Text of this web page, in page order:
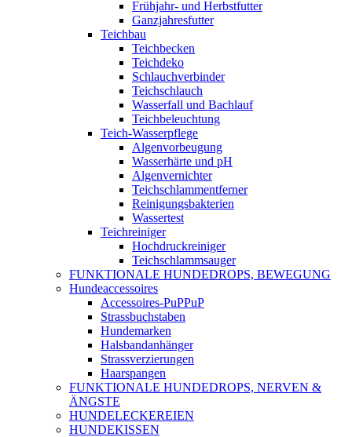
Frühjahr- und Herbstfutter
Ganzjahresfutter
Teichbau
Teichbecken
Teichdeko
Schlauchverbinder
Teichschlauch
Wasserfall und Bachlauf
Teichbeleuchtung
Teich-Wasserpflege
Algenvorbeugung
Wasserhärte und pH
Algenvernichter
Teichschlammentferner
Reinigungsbakterien
Wassertest
Teichreiniger
Hochdruckreiniger
Teichschlammsauger
FUNKTIONALE HUNDEDROPS, BEWEGUNG
Hundeaccessoires
Accessoires-PuPPuP
Strassbuchstaben
Hundemarken
Halsbandanhänger
Strassverzierungen
Haarspangen
FUNKTIONALE HUNDEDROPS, NERVEN &
ÄNGSTE
HUNDELECKEREIEN
HUNDEKISSEN